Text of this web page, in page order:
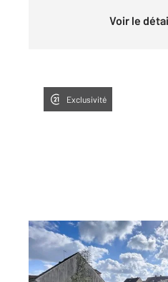
Voir le
Exclusivité
LE MEUX 60
90,42 m2, 4 pièces
Ref : 17919